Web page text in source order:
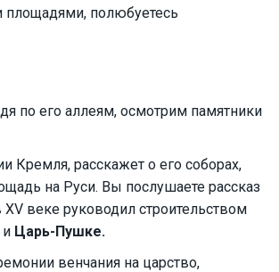
площадями, полюбуетесь
по его аллеям, осмотрим памятники
Кремля, расскажет о его соборах,
на Руси. Вы послушаете рассказ
веке руководил строительством
и Царь-Пушке.
венчания на царство,